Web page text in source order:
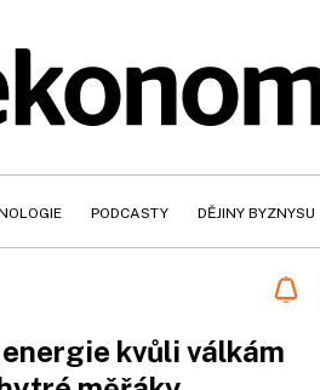
PODCASTY DĚJINY BYZNYSU
kvůli válkám